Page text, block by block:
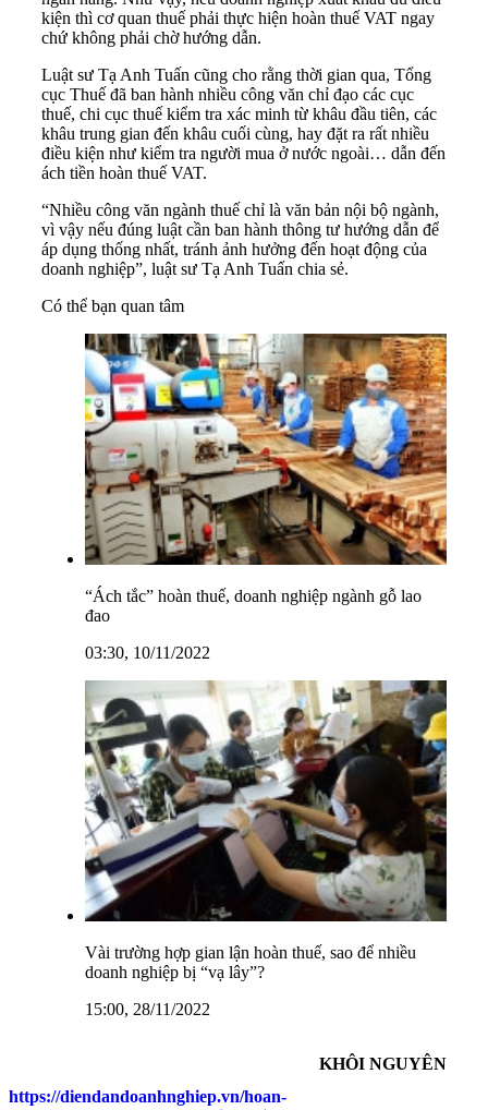
kiện thì cơ quan thuế phải thực hiện hoàn thuế VAT ngay
chứ không phải chờ hướng dẫn.
Luật sư Tạ Anh Tuấn cũng cho rằng thời gian qua, Tổng
cục Thuế đã ban hành nhiều công văn chỉ đạo các cục
thuế, chi cục thuế kiểm tra xác minh từ khâu đầu tiên, các
khâu trung gian đến khâu cuối cùng, hay đặt ra rất nhiều
điều kiện như kiểm tra người mua ở nước ngoài… dẫn đến
ách tiền hoàn thuế VAT.
“Nhiều công văn ngành thuế chỉ là văn bản nội bộ ngành,
vì vậy nếu đúng luật cần ban hành thông tư hướng dẫn để
áp dụng thống nhất, tránh ảnh hưởng đến hoạt động của
doanh nghiệp”, luật sư Tạ Anh Tuấn chia sẻ.
Có thể bạn quan tâm
“Ách tắc” hoàn thuế, doanh nghiệp ngành gỗ lao
đao
03:30, 10/11/2022
Vài trường hợp gian lận hoàn thuế, sao để nhiều
doanh nghiệp bị “vạ lây”?
15:00, 28/11/2022
KHÔI NGUYÊN
https://diendandoanhnghiep.vn/hoan-